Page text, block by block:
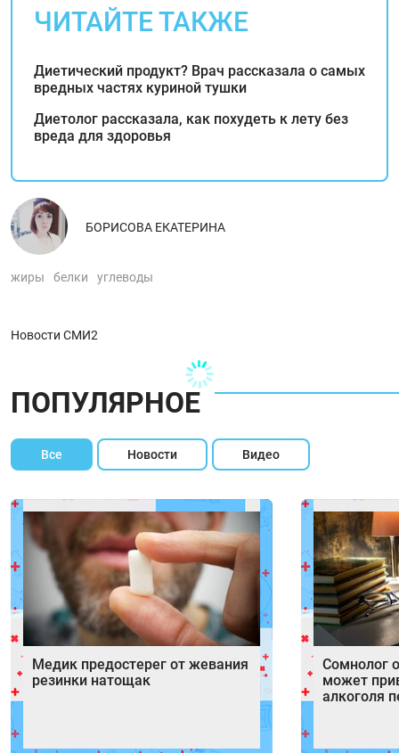
ЧИТАЙТЕ ТАКЖЕ
Диетический продукт? Врач рассказала о самых
вредных частях куриной тушки
Диетолог рассказала, как похудеть к лету без
вреда для здоровья
БОРИСОВА ЕКАТЕРИНА
жиры белки углеводы
Новости СМИ2
ПОПУЛЯРНОЕ
Все Новости Видео
Медик предостерег от жевания
резинки натощак
Сомнолог
может
алкоголя